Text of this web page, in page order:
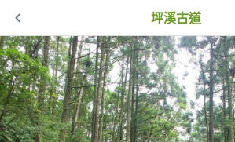
坪溪古道